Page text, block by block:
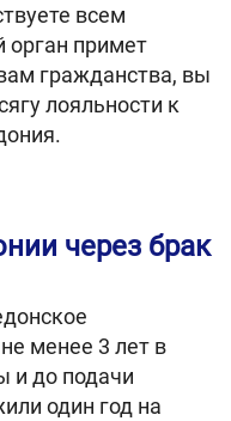
всем
орган примет
гражданства, вы
лояльности к
через брак
менее 3 лет в
и до подачи
один год на